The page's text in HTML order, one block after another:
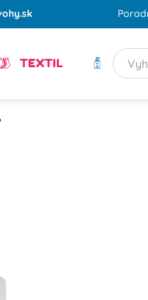
TEXTIL